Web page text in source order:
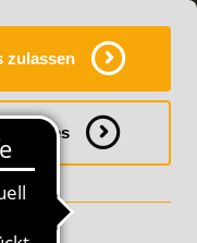
zulassen
Cookies
CAMPUS
- Summer Vitality!